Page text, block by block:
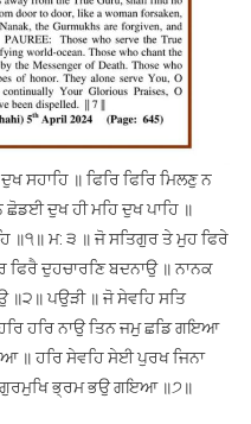
ਸਹਾਹਿ ॥ ਫਿਰਿ ਫਿਰਿ ਮਿਲਣੁ ਨ
ਛੋਡਈ ਦੁਖ ਹੀ ਮਹਿ ਦੁਖ ਪਾਹਿ ॥
॥੧॥ ਮ: ੩ ॥ ਜੋ ਸਤਿਗੁਰ ਤੇ ਮੁਹ ਫਿਰੇ
ਫਿਰੈ ਦੁਹਚਾਰਣਿ ਬਦਨਾਉ ॥ ਨਾਨਕ
॥੨॥ ਪਉੜੀ ॥ ਜੋ ਸੇਵਹਿ ਸਤਿ
ਹਰਿ ਨਾਉ ਤਿਨ ਜਮੁ ਛਡਿ ਗਇਆ
॥ ਹਰਿ ਸੇਵਹਿ ਸੇਈ ਪੁਰਖ ਜਿਨਾ
ਗੁਰਮੁਖਿ ਭ੍ਰਮ ਭਉ ਗਇਆ ॥੭॥